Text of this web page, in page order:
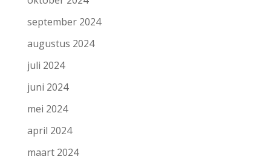
september 2024
augustus 2024
juli 2024
juni 2024
mei 2024
april 2024
maart 2024